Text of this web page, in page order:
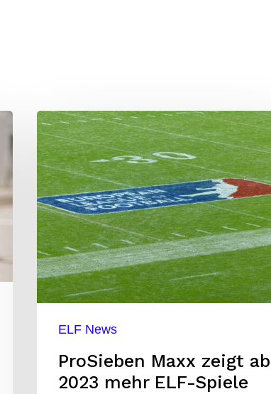
ProSieben
Maxx
zeigt
ab
2023
mehr
ELF-
Spiele
ELF News
ProSieben Maxx zeigt ab
2023 mehr ELF-Spiele